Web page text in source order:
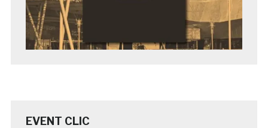
EVENT CLIC